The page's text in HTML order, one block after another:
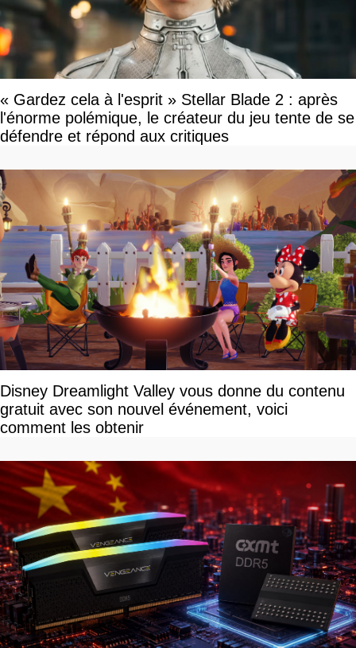
« Gardez cela à l'esprit » Stellar Blade 2 : après
l'énorme polémique, le créateur du jeu tente de se
défendre et répond aux critiques
Disney Dreamlight Valley vous donne du contenu
gratuit avec son nouvel événement, voici
comment les obtenir